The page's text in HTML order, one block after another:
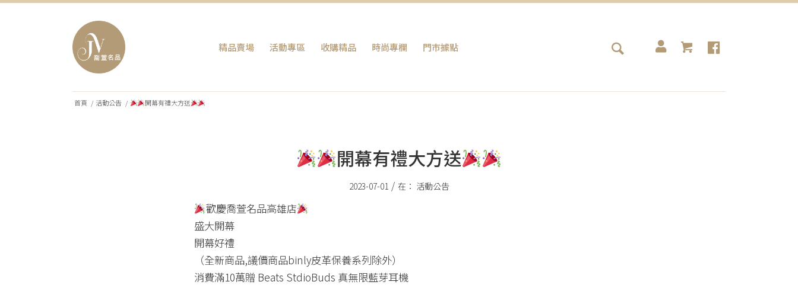
精品賣場 活動專區 收購精品 時尚專欄 門巿據點
首頁 / 活動公告 / 開幕有禮大方送
開幕有禮大方送
2023-07-01 / 在： 活動公告
歡慶喬萱名品高雄店
盛大開幕
開幕好禮
（全新商品,議價商品binly皮革保養系列除外）
消費滿10萬贈 Beats StdioBuds 真無限藍芽耳機